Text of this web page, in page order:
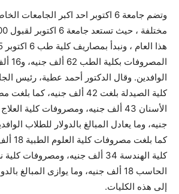
الوافدين. وقال الدكتور أحمد عطية، رئيس
كلية الصيدلة بلغت 42 ألف
جنيه، وما يعادل المبالغ بالدولار للطلاب
كما
كلية الهندسة 34 ألف جنيه،
الحاسب 18 ألف جنيه، وما يوازى المبالغ
إلى هذه الكليات.